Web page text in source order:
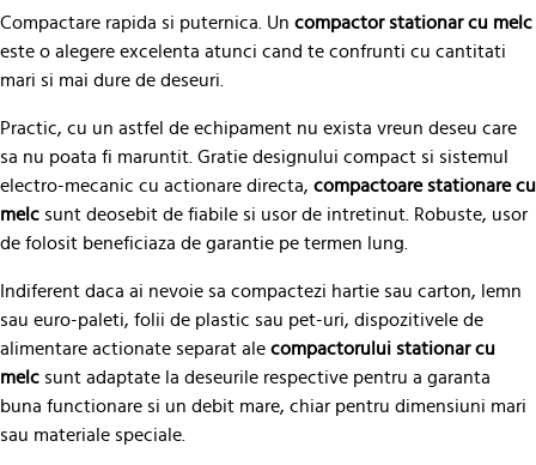
Compactare rapida si puternica. Un compactor stationar cu melc
este o alegere excelenta atunci cand te confrunti cu cantitati
mari si mai dure de deseuri.
Practic, cu un astfel de echipament nu exista vreun deseu care
sa nu poata fi maruntit. Gratie designului compact si sistemul
electro-mecanic cu actionare directa, compactoare stationare cu
melc sunt deosebit de fiabile si usor de intretinut. Robuste, usor
de folosit beneficiaza de garantie pe termen lung.
Indiferent daca ai nevoie sa compactezi hartie sau carton, lemn
sau euro-paleti, folii de plastic sau pet-uri, dispozitivele de
alimentare actionate separat ale compactorului stationar cu
melc sunt adaptate la deseurile respective pentru a garanta
buna functionare si un debit mare, chiar pentru dimensiuni mari
sau materiale speciale.